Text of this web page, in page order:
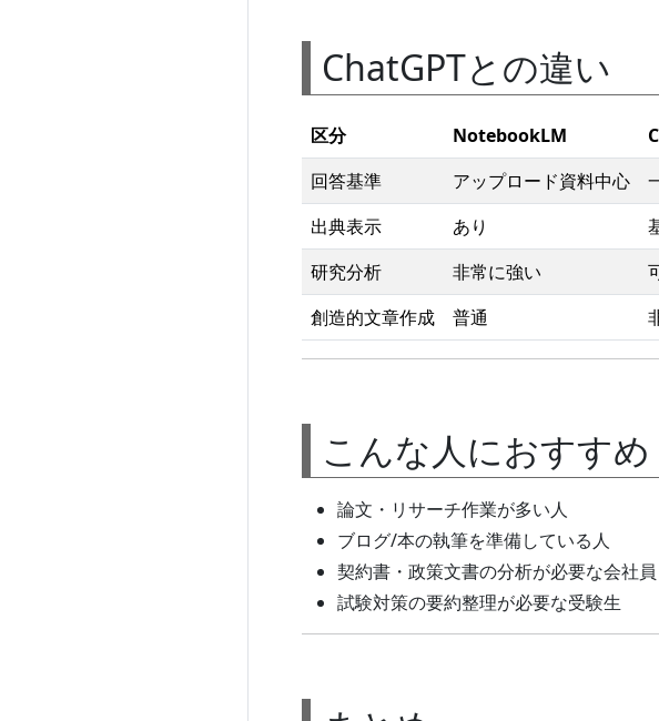
ChatGPTとの違い
区分 NotebookLM
回答基準
アップロード資料中心
出典表示
あり
研究分析
非常に強い
創造的文章作成
普通
こんな人におすすめ
論文・リサーチ作業が多い人
ブログ/本の執筆を準備している人
契約書・政策文書の分析が必要な会社員
試験対策の要約整理が必要な受験生